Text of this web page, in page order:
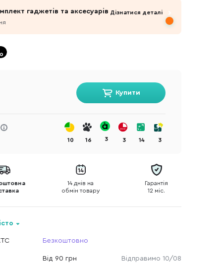
гаджетів та аксесуарів Дізнатися деталі
Купити
10 16 3 3 14 3
14 днів на
обмін товару
Гарантія
12 міс.
Безкоштовно
Від 90 грн Відправимо 10/08